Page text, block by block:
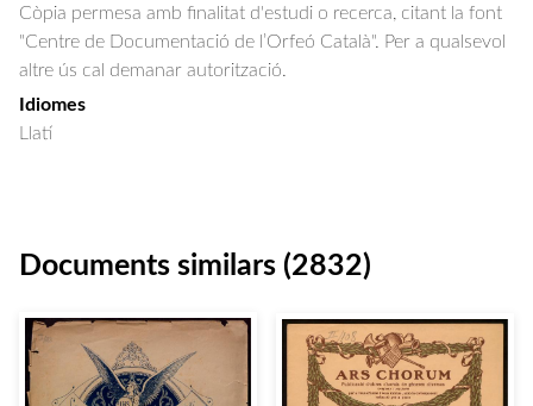
Còpia permesa amb finalitat d'estudi o recerca, citant la font
"Centre de Documentació de l’Orfeó Català". Per a qualsevol
altre ús cal demanar autorització.
Idiomes
Llatí
Documents similars (2832)